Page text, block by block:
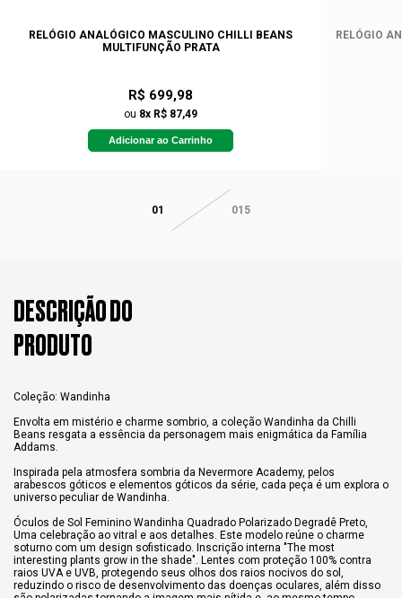
RELÓGIO ANALÓGICO MASCULINO CHILLI BEANS
MULTIFUNÇÃO PRATA
R$ 699,98
ou 8x R$ 87,49
Adicionar ao Carrinho
RELÓGIO
01 015
DESCRIÇÃO DO
PRODUTO
Coleção: Wandinha
Envolta em mistério e charme sombrio, a coleção Wandinha da Chilli
Beans resgata a essência da personagem mais enigmática da Família
Addams.
Inspirada pela atmosfera sombria da Nevermore Academy, pelos
arabescos góticos e elementos góticos da série, cada peça é um explora o
universo peculiar de Wandinha.
Óculos de Sol Feminino Wandinha Quadrado Polarizado Degradê Preto,
Uma celebração ao vitral e aos detalhes. Este modelo reúne o charme
soturno com um design sofisticado. Inscrição interna "The most
interesting plants grow in the shade". Lentes com proteção 100% contra
raios UVA e UVB, protegendo seus olhos dos raios nocivos do sol,
reduzindo o risco de desenvolvimento das doenças oculares, além disso